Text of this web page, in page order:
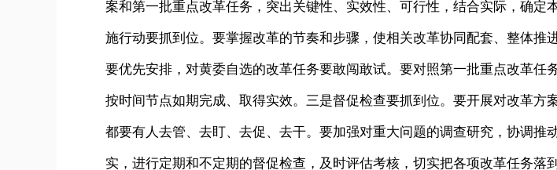
案和第一批重点改革任务，突出关键性、实效性、可行性，结合实际，确定
施行动要抓到位。要掌握改革的节奏和步骤，使相关改革协同配套、整体推
要优先安排，对黄委自选的改革任务要敢闯敢试。要对照第一批重点改革任
按时间节点如期完成、取得实效。三是督促检查要抓到位。要开展对改革方
都要有人去管、去盯、去促、去干。要加强对重大问题的调查研究，协调推
实，进行定期和不定期的督促检查，及时评估考核，切实把各项改革任务落